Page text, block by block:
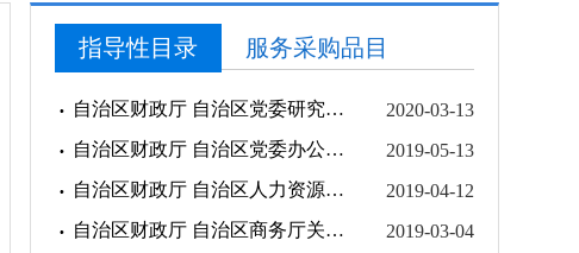
指导性目录 服务采购品目
自治区财政厅 自治区党委研究室关于公布宁夏回族自治区党委政研室政府购买服务指导性目录的通知
2020-03-13
自治区财政厅 自治区党委办公厅关于发布自治区党委办公厅政府购买服务指导性目录的公告
2019-05-13
自治区财政厅 自治区人力资源和社会保障厅关于公布宁夏回族自治区人力资源和社会保障厅政府购买服务指导性目录的通知
2019-04-12
自治区财政厅 自治区商务厅关于公布宁夏回族自治区商务厅政府购买服务指导性目录的通知
2019-03-04